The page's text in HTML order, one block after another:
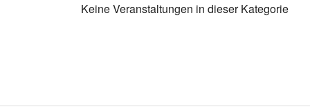
Keine Veranstaltungen in dieser Kategorie